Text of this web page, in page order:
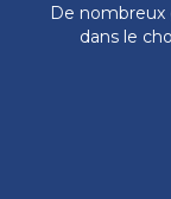
De nombreux
dans le